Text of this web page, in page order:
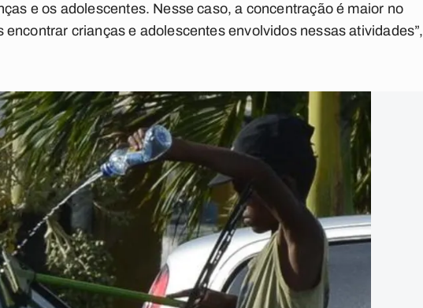
e os adolescentes. Nesse caso, a concentração é maior no
crianças e adolescentes envolvidos nessas atividades”,